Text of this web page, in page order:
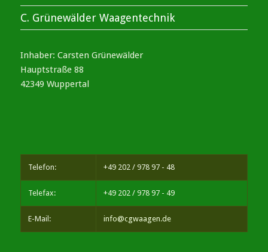
C. Grünewälder Waagentechnik
Inhaber: Carsten Grünewälder
Hauptstraße 88
42349 Wuppertal
Telefon: +49 202 / 978 97 - 48
Telefax: +49 202 / 978 97 - 49
E-Mail: info@cgwaagen.de